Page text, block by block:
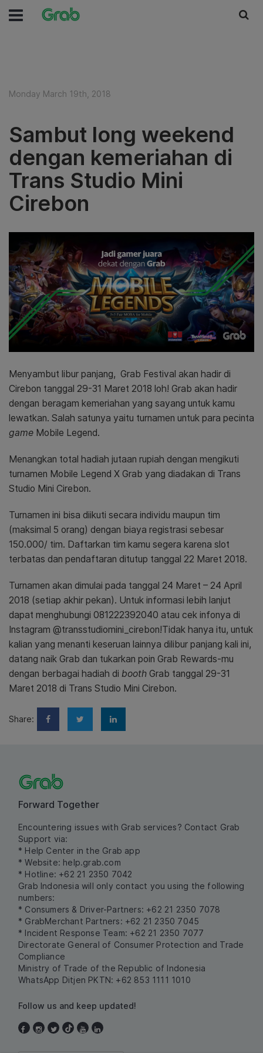
Monday March 19th, 2018
Sambut long weekend
dengan kemeriahan di
Trans Studio Mini
Cirebon
Menyambut libur panjang, Grab Festival akan hadir di
Cirebon tanggal 29-31 Maret 2018 loh! Grab akan hadir
dengan beragam kemeriahan yang sayang untuk kamu
lewatkan. Salah satunya yaitu turnamen untuk para pecinta
game Mobile Legend.
Menangkan total hadiah jutaan rupiah dengan mengikuti
turnamen Mobile Legend X Grab yang diadakan di Trans
Studio Mini Cirebon.
Turnamen ini bisa diikuti secara individu maupun tim
(maksimal 5 orang) dengan biaya registrasi sebesar
150.000/ tim. Daftarkan tim kamu segera karena slot
terbatas dan pendaftaran ditutup tanggal 22 Maret 2018.
Turnamen akan dimulai pada tanggal 24 Maret – 24 April
2018 (setiap akhir pekan). Untuk informasi lebih lanjut
dapat menghubungi 081222392040 atau cek infonya di
Instagram @transstudiomini_cirebon!Tidak hanya itu, untuk
kalian yang menanti keseruan lainnya dilibur panjang kali ini,
datang naik Grab dan tukarkan poin Grab Rewards-mu
dengan berbagai hadiah di booth Grab tanggal 29-31
Maret 2018 di Trans Studio Mini Cirebon.
Share:
Forward Together
Encountering issues with Grab services? Contact Grab
Support via:
* Help Center in the Grab app
* Website: help.grab.com
* Hotline: +62 21 2350 7042
Grab Indonesia will only contact you using the following
numbers:
* Consumers & Driver-Partners: +62 21 2350 7078
* GrabMerchant Partners: +62 21 2350 7045
* Incident Response Team: +62 21 2350 7077
Directorate General of Consumer Protection and Trade
Compliance
Ministry of Trade of the Republic of Indonesia
WhatsApp Ditjen PKTN: +62 853 1111 1010
Follow us and keep updated!